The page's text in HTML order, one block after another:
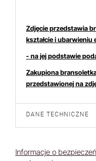
Zdjęcie przedstawia
kształcie i ubarwieniu
- na jej podstawie
Zakupiona
przedstawionej na
DANE TECHNICZNE
Informacje o